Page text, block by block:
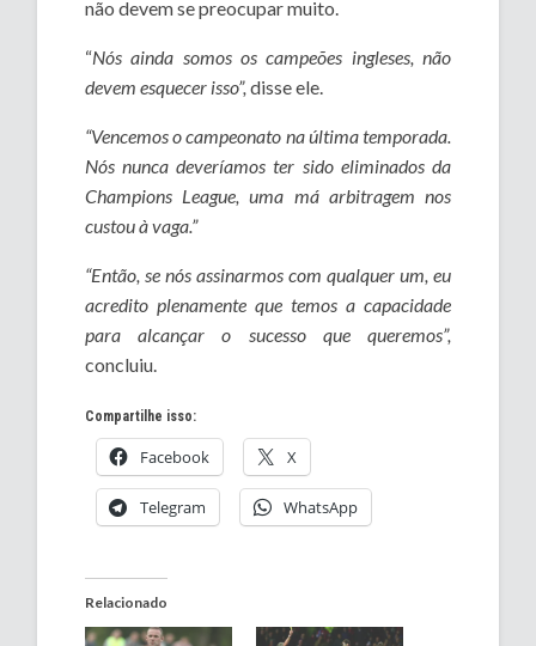
não devem se preocupar muito.
“Nós ainda somos os campeões ingleses, não
devem esquecer isso”,disse ele.
“Vencemos o campeonato na última temporada.
Nós nunca deveríamos ter sido eliminados da
Champions League, uma má arbitragem nos
custou à vaga.”
“Então, se nós assinarmos com qualquer um, eu
acredito plenamente que temos a capacidade
para alcançar o sucesso que queremos”,
concluiu.
Compartilhe isso:
Facebook X
Telegram WhatsApp
Relacionado